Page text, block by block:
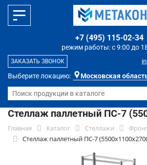
Выберите локацию: Московская
режим работы: с 9:00 до
+7 (495) 115-02-34
ЗАКАЗАТЬ ЗВОНОК
Стеллаж паллетный ПС-7
Главная Каталог Стеллажи
Стеллаж паллетный ПС-7